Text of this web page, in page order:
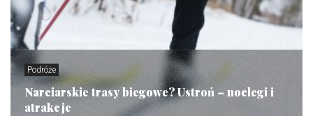
Podróże
Narciarskie trasy biegowe? Ustroń – noclegi i
atrakcje